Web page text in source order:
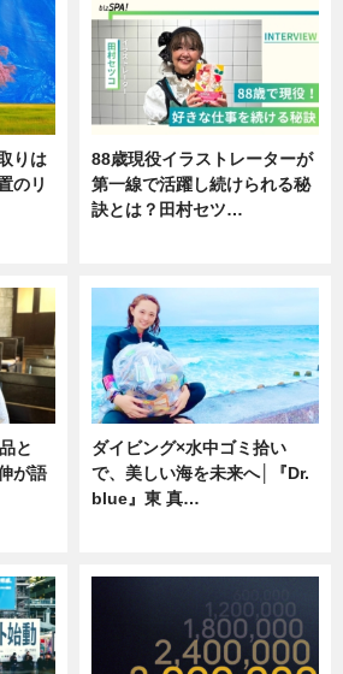
りは
のリ
88歳現役イラストレーターが
第一線で活躍し続けられる秘
訣とは？田村セツ…
と
が語
ダイビング×水中ゴミ拾い
で、美しい海を未来へ│『Dr.
blue』東 真…